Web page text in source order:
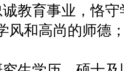
育事业，恪守
风和高尚的师德